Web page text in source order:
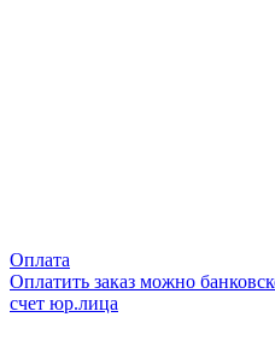
Оплата
Оплатить заказ можно
счет юр.лица